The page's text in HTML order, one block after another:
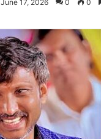
June 17, 2026 0 0